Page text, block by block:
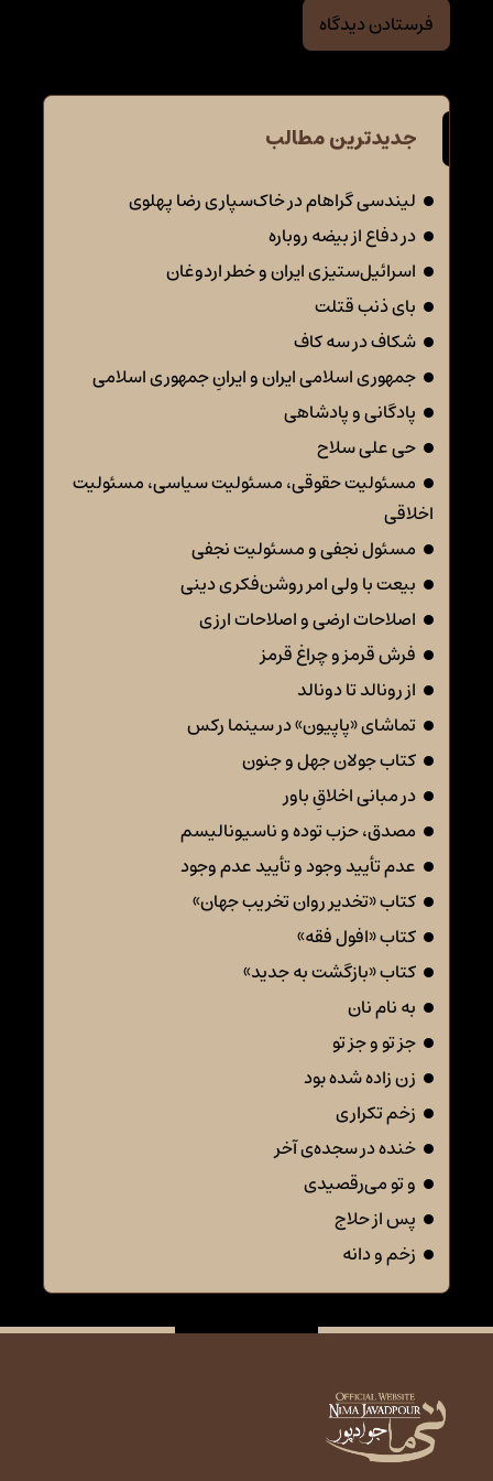
جدیدترین مطالب
لیندسی گراهام در خاک‌سپاری رضا پهلوی
در دفاع از بیضه روباره
اسرائیل‌ستیزی ایران و خطر اردوغان
بای ذنب قتلت
شکاف در سه کاف
جمهوری اسلامی ایران و ایرانِ جمهوری اسلامی
پادگانی و پادشاهی
حی علی سلاح
مسئولیت حقوقی، مسئولیت سیاسی، مسئولیت
اخلاقی
مسئول نجفی و مسئولیت نجفی
بیعت با ولی امر روشن‌فکری دینی
اصلاحات ارضی و اصلاحات ارزی
فرش قرمز و چراغ قرمز
از رونالد تا دونالد
تماشای «پاپیون» در سینما رکس
کتاب جولان جهل و جنون
در مبانی اخلاقِ باور
مصدق، حزب توده و ناسیونالیسم
عدم تأیید وجود و تأیید عدم وجود
کتاب «تخدیر روان تخریب جهان»
کتاب «افول فقه»
کتاب «بازگشت به جدید»
به نام نان
جز تو و جز تو
زن زاده شده بود
زخم تکراری
خنده در سجده‌ی آخر
و تو می‌رقصیدی
پس از حلاج
زخم و دانه